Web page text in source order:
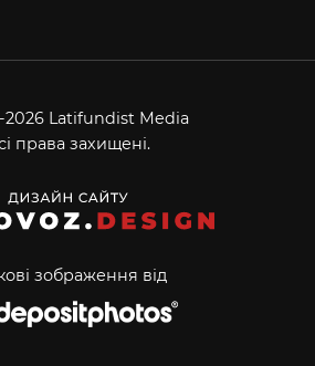
2026 Latifundist Media
права захищені.
зображення від